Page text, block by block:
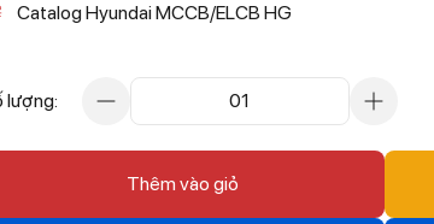
Catalog Hyundai MCCB/ELCB HG
lượng: 01
Thêm vào giỏ